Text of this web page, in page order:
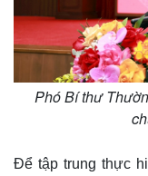
Phó Bí thư
Để tập trung thực